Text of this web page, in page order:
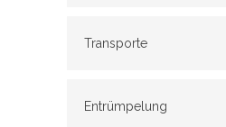
Transporte
Entrümpelung